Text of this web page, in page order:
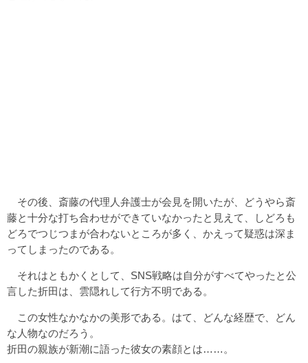
その後、斎藤の代理人弁護士が会見を開いたが、どうやら斎
藤と十分な打ち合わせができていなかったと見えて、しどろも
どろでつじつまが合わないところが多く、かえって疑惑は深ま
ってしまったのである。
それはともかくとして、SNS戦略は自分がすべてやったと公
言した折田は、雲隠れして行方不明である。
この女性なかなかの美形である。はて、どんな経歴で、どん
な人物なのだろう。
折田の親族が新潮に語った彼女の素顔とは……。